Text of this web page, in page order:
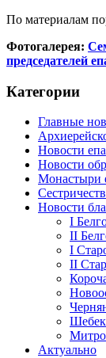
По материалам
Фотогалерея:
председателей
Категории
Главные
Новости
Новости
Монастыри
Новости
I
II
I
II
Актуально